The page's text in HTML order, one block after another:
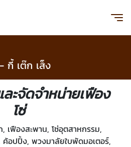
กี้ เต๊ก เส็ง
ะจัดจำหน่ายเฟือง
โซ่
เฟืองสะพาน, โซ่อุตสาหกรรม,
อปปิ้ง, พวงมาลัยใบพัดมอเตอร์,